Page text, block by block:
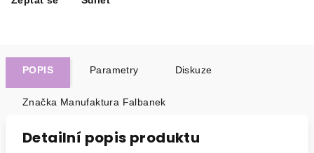
POPIS Parametry Diskuze
Značka Manufaktura Falbanek
Detailní popis produktu